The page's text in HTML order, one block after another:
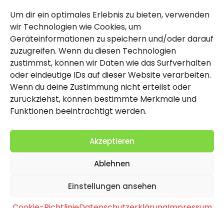
Um dir ein optimales Erlebnis zu bieten, verwenden
wir Technologien wie Cookies, um
Geräteinformationen zu speichern und/oder darauf
zuzugreifen. Wenn du diesen Technologien
zustimmst, können wir Daten wie das Surfverhalten
oder eindeutige IDs auf dieser Website verarbeiten.
Wenn du deine Zustimmung nicht erteilst oder
zurückziehst, können bestimmte Merkmale und
Funktionen beeinträchtigt werden.
Akzeptieren
Ablehnen
Einstellungen ansehen
Rechtlich
Impressum
Datenschutzerklärung
Cookie-Richtlinie (EU)